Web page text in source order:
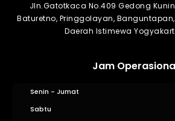
Jln.Gatotkaca No.409 Gedong
Baturetno, Pringgolayan,
Daerah Istimewa
Jam
Senin - Jumat
Sabtu